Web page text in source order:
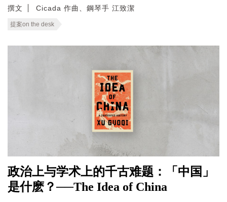
撰文 Cicada 作曲、鋼琴手 江致潔
提案on the desk
政治上与学术上的千古难题：「中国」
是什麽？──The Idea of China